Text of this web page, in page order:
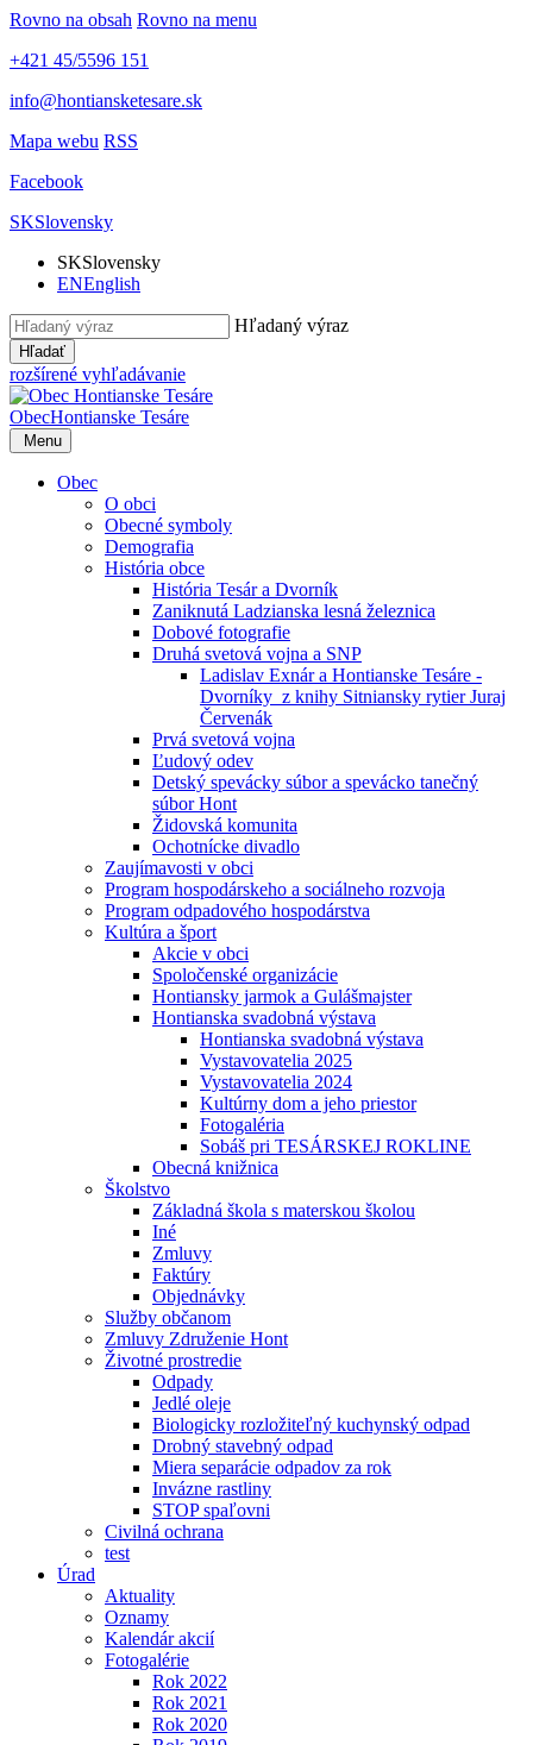
Rovno na obsah Rovno na menu
+421 45/5596 151
info@hontiansketesare.sk
Mapa webu RSS
Facebook
SKSlovensky
SKSlovensky
ENEnglish
Hľadaný výraz
Hľadať
rozšírené vyhľadávanie
ObecHontianske Tesáre
Menu
Obec
O obci
Obecné symboly
Demografia
História obce
História Tesár a Dvorník
Zaniknutá Ladzianska lesná železnica
Dobové fotografie
Druhá svetová vojna a SNP
Ladislav Exnár a Hontianske Tesáre -
Dvorníky z knihy Sitniansky rytier Juraj
Červenák
Prvá svetová vojna
Ľudový odev
Detský spevácky súbor a spevácko tanečný
súbor Hont
Židovská komunita
Ochotnícke divadlo
Zaujímavosti v obci
Program hospodárskeho a sociálneho rozvoja
Program odpadového hospodárstva
Kultúra a šport
Akcie v obci
Spoločenské organizácie
Hontiansky jarmok a Gulášmajster
Hontianska svadobná výstava
Hontianska svadobná výstava
Vystavovatelia 2025
Vystavovatelia 2024
Kultúrny dom a jeho priestor
Fotogaléria
Sobáš pri TESÁRSKEJ ROKLINE
Obecná knižnica
Školstvo
Základná škola s materskou školou
Iné
Zmluvy
Faktúry
Objednávky
Služby občanom
Zmluvy Združenie Hont
Životné prostredie
Odpady
Jedlé oleje
Biologicky rozložiteľný kuchynský odpad
Drobný stavebný odpad
Miera separácie odpadov za rok
Invázne rastliny
STOP spaľovni
Civilná ochrana
test
Úrad
Aktuality
Oznamy
Kalendár akcií
Fotogalérie
Rok 2022
Rok 2021
Rok 2020